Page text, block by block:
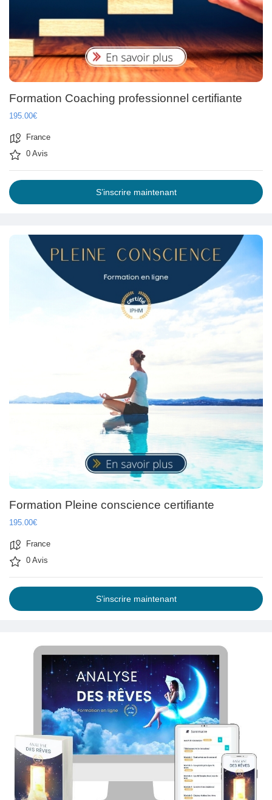
Formation Coaching professionnel certifiante
195.00€
France
0 Avis
S’inscrire maintenant
Formation Pleine conscience certifiante
195.00€
France
0 Avis
S’inscrire maintenant